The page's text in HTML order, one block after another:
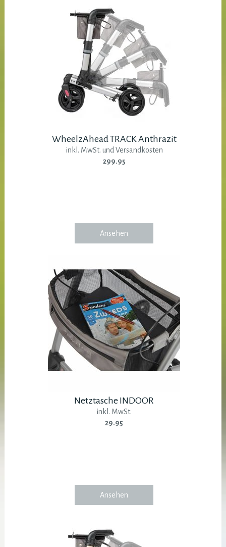
WheelzAhead TRACK Anthrazit
inkl. MwSt. und Versandkosten
299.95
Ansehen
Netztasche INDOOR
inkl. MwSt.
29.95
Ansehen